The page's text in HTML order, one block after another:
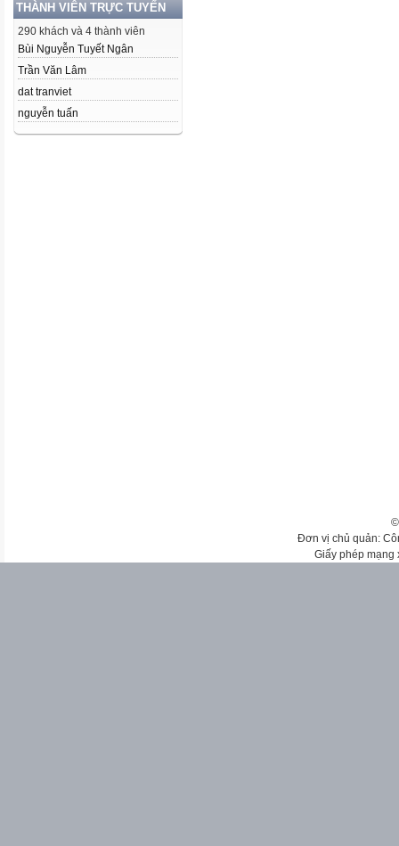
THÀNH VIÊN TRỰC TUYẾN
290 khách và 4 thành viên
Bùi Nguyễn Tuyết Ngân
Trần Văn Lâm
dat tranviet
nguyễn tuấn
Đơn vị chủ quản:
Giấy phép mạng